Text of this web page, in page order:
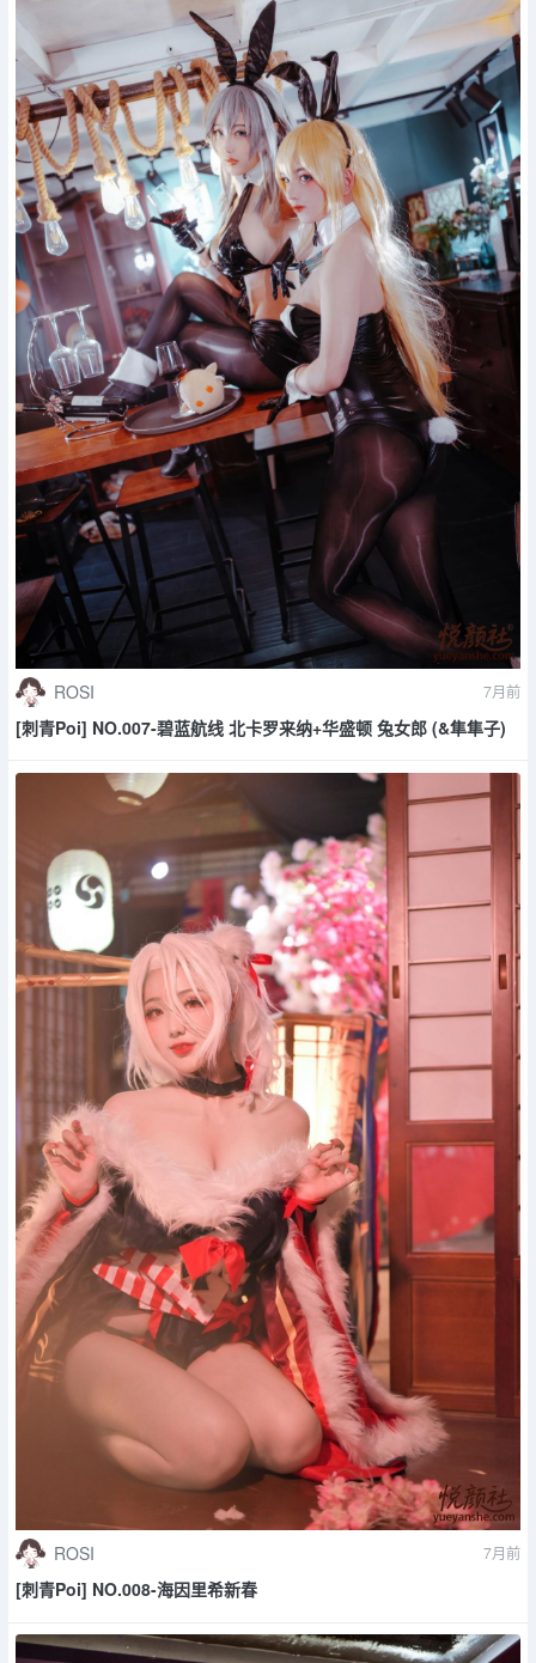
ROSI 7月前
[刺青Poi] NO.007-碧蓝航线 北卡罗来纳+华盛顿 兔女郎 (&隼隼子)
ROSI 7月前
[刺青Poi] NO.008-海因里希新春